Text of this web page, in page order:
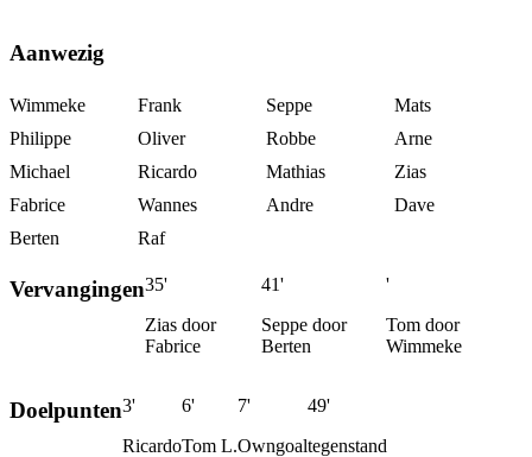
Aanwezig
Wimmeke Frank Seppe
Mats
Philippe
Oliver Robbe
Arne
Michael
Ricardo Mathias
Zias
Fabrice
Wannes Andre
Dave
Berten
Raf
Vervangingen35'
Zias door
Fabrice
41'
Seppe door
Berten
'
Tom door
Wimmeke
Doelpunten3'
Ricardo
6'
Tom L.
7'
Owngoal
49'
tegenstand